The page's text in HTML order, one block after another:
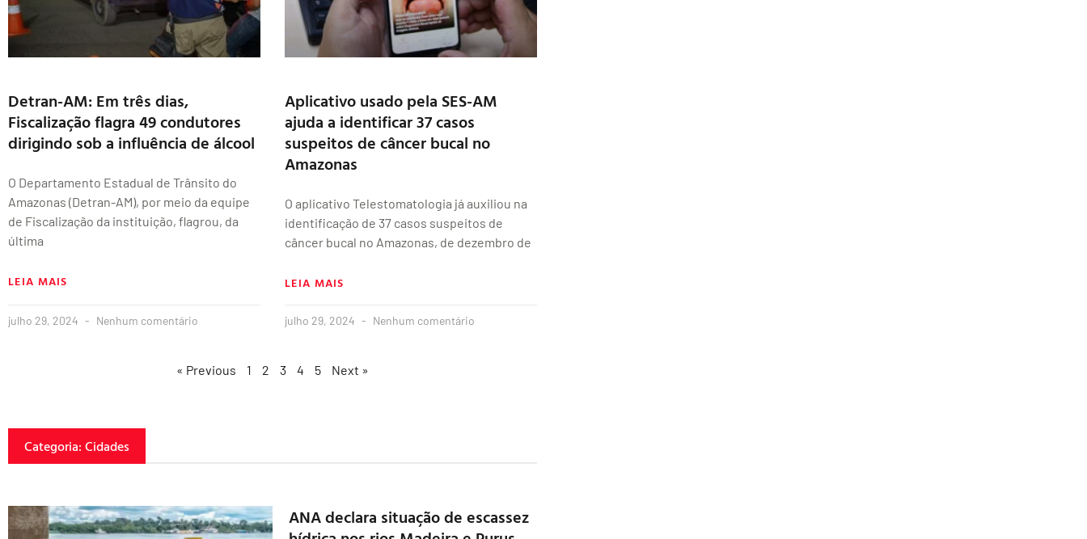
Detran-AM: Em três dias,
Fiscalização flagra 49 condutores
dirigindo sob a influência de álcool
O Departamento Estadual de Trânsito do
Amazonas (Detran-AM), por meio da equipe
de Fiscalização da instituição, flagrou, da
última
LEIA MAIS
julho 29, 2024 Nenhum comentário
Aplicativo usado pela SES-AM
ajuda a identificar 37 casos
suspeitos de câncer bucal no
Amazonas
O aplicativo Telestomatologia já auxiliou na
identificação de 37 casos suspeitos de
câncer bucal no Amazonas, de dezembro de
LEIA MAIS
julho 29, 2024 Nenhum comentário
« Previous 1 2 3 4 5 Next »
Categoria: Cidades
ANA declara situação de escassez